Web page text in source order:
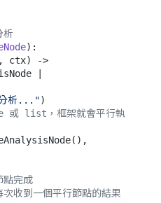
析
):
ctx) ->
|
分析...")
或 list，框架就會平行執
點完成
收到一個平行節點的結果